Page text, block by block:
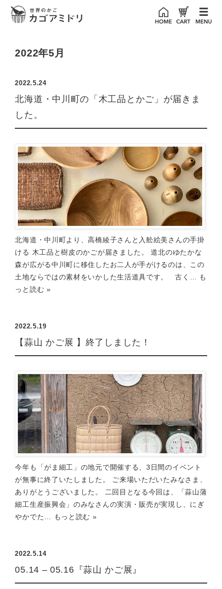
2022年5月
2022.5.24
北海道・中川町の「木工品とかご」が届きま
した。
北海道・中川町より、高橋綾子さんと入舩絵美さんの手掛
ける 木工品と樹皮のかごが届きました。 道北のゆたかな
森が広がる中川町に移住したお二人が手がけるのは、この
土地ならではの素材をいかした生活道具です。 古く…
も
っと読む »
2022.5.19
【蒜山 かご展 】終了しました！
今年も「がま細工」の地元で開催する、3日間のイベント
が無事に終了いたしました。 ご来場いただいたみなさま、
ありがとうございました。 二回目となる今回は、「蒜山蒲
細工生産振興会」のみなさんの実演・販売が実現し、にぎ
やかでた…
もっと読む »
2022.5.14
05.14 – 05.16『蒜山 かご展』